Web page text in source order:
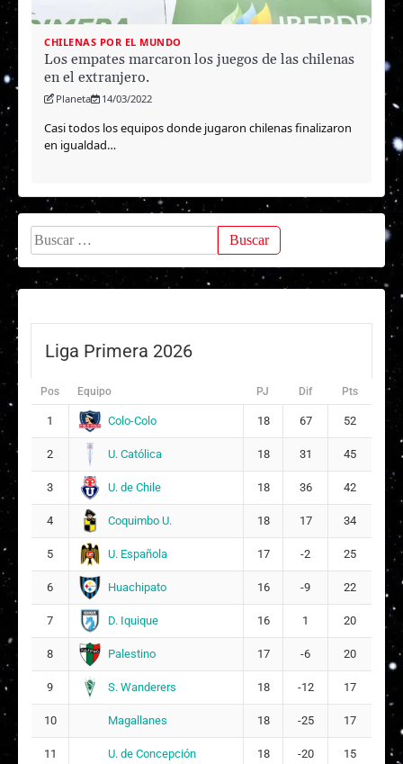
CHILENAS POR EL MUNDO
Los empates marcaron los juegos de las chilenas
en el extranjero.
Planeta 14/03/2022
Casi todos los equipos donde jugaron chilenas finalizaron
en igualdad…
Buscar:
Liga Primera 2026
Pos Equipo PJ Dif Pts
1 Colo-Colo 18 67 52
2 U. Católica 18 31 45
3 U. de Chile 18 36 42
4 Coquimbo U. 18 17 34
5 U. Española 17 -2 25
6 Huachipato 16 -9 22
7 D. Iquique 16 1 20
8 Palestino 17 -6 20
9 S. Wanderers 18 -12 17
10 Magallanes 18 -25 17
11 U. de Concepción 18 -20 15